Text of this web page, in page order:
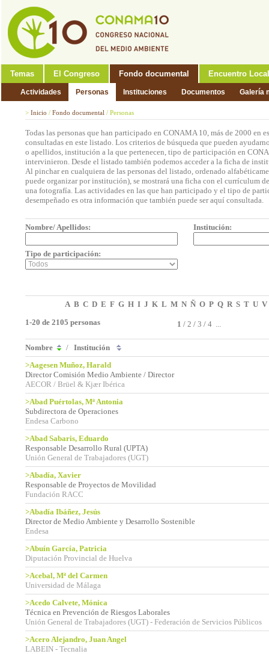
Temas El Congreso Fondo documental Encuentro Local
Actividades Personas Instituciones Documentos Galería
> Inicio / Fondo documental / Personas
Todas las personas que han participado en CONAMA 10, más de 2000 en
consultadas en este listado. Los criterios de búsqueda que pueden
o apellidos, institución a la que pertenecen, tipo de participación en
intervinieron. Desde el listado también podemos acceder a la ficha de
Al pinchar en cualquiera de las personas del listado, ordenado
puede organizar por institución), se mostrará una ficha con el currículum
una fotografía. Las actividades en las que han participado y el tipo de
desempeñado es otra información que también puede ser aquí consultada.
Nombre/ Apellidos: Institución:
Tipo de participación:
A B C D E F G H I J K L M N Ñ O P Q R S T U V
1-20 de 2105 personas
1 / 2 / 3 / 4 ...
Nombre / Institución
>Aagesen Muñoz, Harald
Director Comisión Medio Ambiente / Director
AECOR / Brüel & Kjær Ibérica
>Abad Puértolas, Mª Antonia
Subdirectora de Operaciones
Endesa Carbono
>Abad Sabaris, Eduardo
Responsable Desarrollo Rural (UPTA)
Unión General de Trabajadores (UGT)
>Abadía, Xavier
Responsable de Proyectos de Movilidad
Fundación RACC
>Abadía Ibáñez, Jesús
Director de Medio Ambiente y Desarrollo Sostenible
Endesa
>Abuín García, Patricia
Diputación Provincial de Huelva
>Acebal, Mª del Carmen
Universidad de Málaga
>Acedo Calvete, Mónica
Técnica en Prevención de Riesgos Laborales
Unión General de Trabajadores (UGT) - Federación de Servicios Públicos
>Acero Alejandro, Juan Angel
LABEIN - Tecnalia